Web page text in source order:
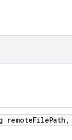
remoteFilePath ,